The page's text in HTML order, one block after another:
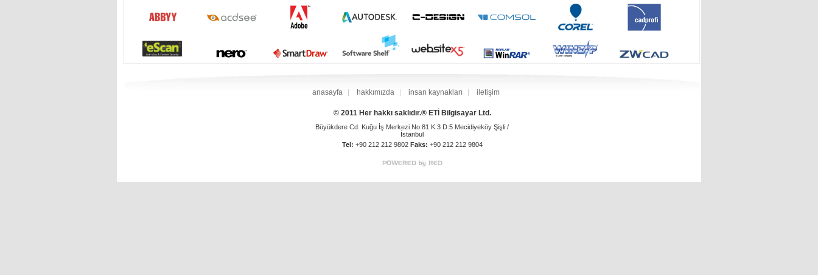
anasayfa hakkımızda insan kaynakları iletişim
© 2011 Her hakkı saklıdır.® ETİ Bilgisayar Ltd.
Büyükdere Cd. Kuğu İş Merkezi No:81 K:3 D:5 Mecidiyeköy Şişli /
İstanbul
Tel: +90 212 212 9802 Faks: +90 212 212 9804